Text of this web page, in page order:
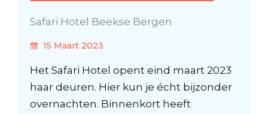
Safari Hotel Beekse Bergen
15 Maart 2023
Het Safari Hotel opent eind maart 2023
haar deuren. Hier kun je écht bijzonder
overnachten. Binnenkort heeft